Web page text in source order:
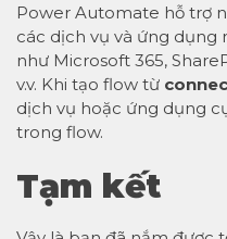
Power Automate hỗ trợ
các dịch vụ và ứng dụng
như Microsoft 365,
v.v. Khi tạo flow từ
dịch vụ hoặc ứng dụng
trong flow.
Tạm kết